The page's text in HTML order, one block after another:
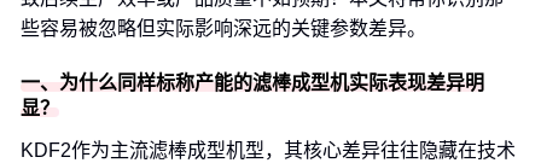
些容易被忽略但实际影响深远的关键参数差异。
一、为什么同样标称产能的滤棒成型机实际表现差异明
显？
KDF2作为主流滤棒成型机型，其核心差异往往隐藏在技术